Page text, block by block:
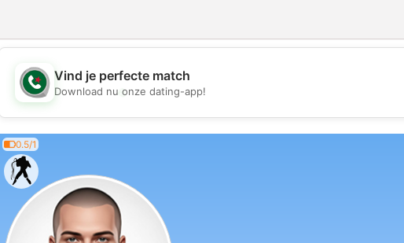
💖
Vind je perfecte match
Download nu onze dating-app!
0.5/1